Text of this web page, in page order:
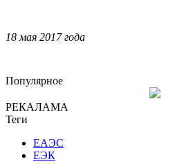
18 мая 2017 года
Популярное
РЕКАЛАМА
Теги
ЕАЭС
ЕЭК